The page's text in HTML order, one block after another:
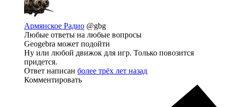
Армянское Радио @gbg
Любые ответы на любые вопросы
Geogebra может подойти
Ну или любой движок для игр. Только повозится
придется.
Ответ написан более трёх лет назад
Комментировать